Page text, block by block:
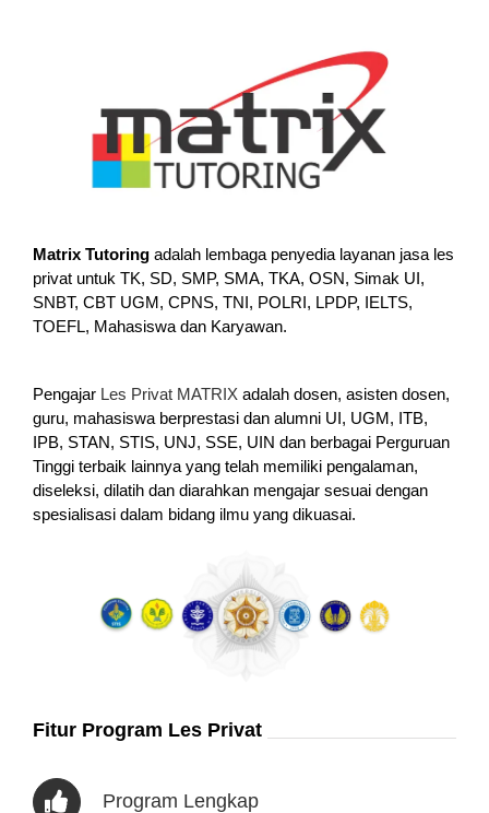
Matrix Tutoring adalah lembaga penyedia layanan jasa les
privat untuk TK, SD, SMP, SMA, TKA, OSN, Simak UI,
SNBT, CBT UGM, CPNS, TNI, POLRI, LPDP, IELTS,
TOEFL, Mahasiswa dan Karyawan.
Pengajar Les Privat MATRIX adalah dosen, asisten dosen,
guru, mahasiswa berprestasi dan alumni UI, UGM, ITB,
IPB, STAN, STIS, UNJ, SSE, UIN dan berbagai Perguruan
Tinggi terbaik lainnya yang telah memiliki pengalaman,
diseleksi, dilatih dan diarahkan mengajar sesuai dengan
spesialisasi dalam bidang ilmu yang dikuasai.
Fitur Program Les Privat
Program Lengkap